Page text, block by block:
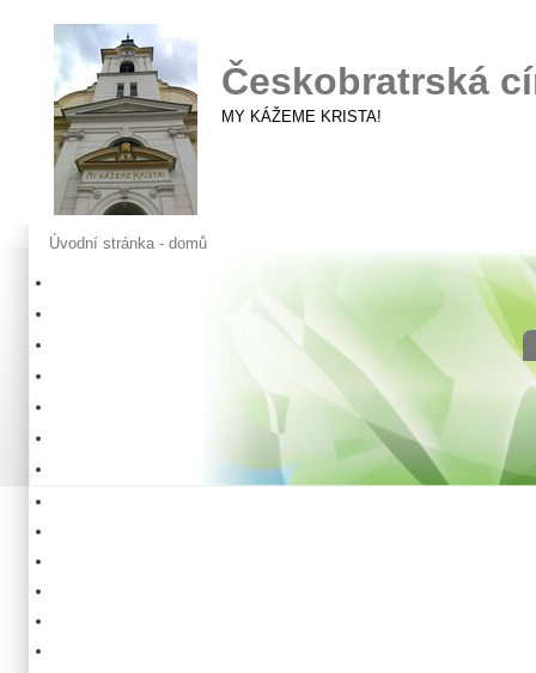
Českobratrská
MY KÁŽEME KRISTA!
Úvodní stránka - domů